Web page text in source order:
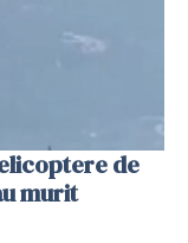
de
murit